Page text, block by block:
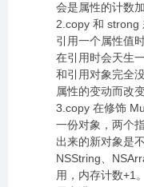
会是属性的计数加
2.copy 和 strong
引用一个属性值
在引用时会天生
和引用对象完全
属性的变动而改变
3.copy 在修饰
一份对象，两个
出来的新对象是
NSString、
用，内存计数+1